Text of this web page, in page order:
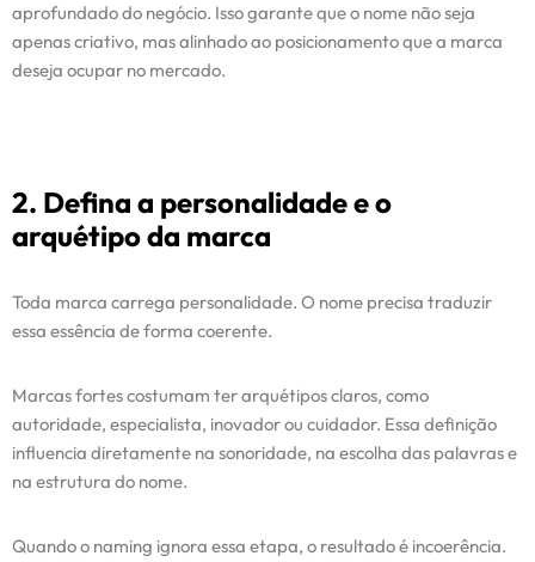
aprofundado do negócio. Isso garante que o nome não seja
apenas criativo, mas alinhado ao posicionamento que a marca
deseja ocupar no mercado.
2. Defina a personalidade e o
arquétipo da marca
Toda marca carrega personalidade. O nome precisa traduzir
essa essência de forma coerente.
Marcas fortes costumam ter arquétipos claros, como
autoridade, especialista, inovador ou cuidador. Essa definição
influencia diretamente na sonoridade, na escolha das palavras e
na estrutura do nome.
Quando o naming ignora essa etapa, o resultado é incoerência.